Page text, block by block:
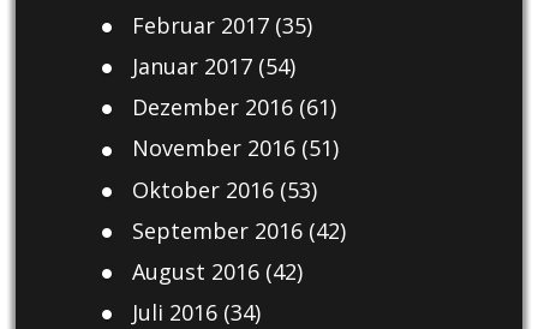
Februar 2017(35)
Januar 2017(54)
Dezember 2016(61)
November 2016(51)
Oktober 2016(53)
September 2016(42)
August 2016(42)
Juli 2016(34)